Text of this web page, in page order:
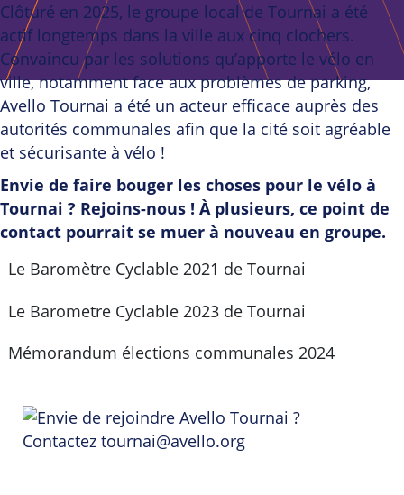
Clôturé en 2025, le groupe local de Tournai a été
actif longtemps dans la ville aux cinq clochers.
Convaincu par les solutions qu’apporte le vélo en
ville, notamment face aux problèmes de parking,
Avello Tournai a été un acteur efficace auprès des
autorités communales afin que la cité soit agréable
et sécurisante à vélo !
Envie de faire bouger les choses pour le vélo à
Tournai ? Rejoins-nous ! À plusieurs, ce point de
contact pourrait se muer à nouveau en groupe.
Le Baromètre Cyclable 2021 de Tournai
Le Barometre Cyclable 2023 de Tournai
Mémorandum élections communales 2024